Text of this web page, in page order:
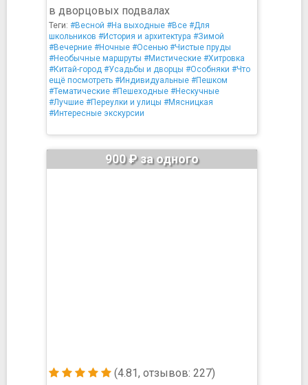
в дворцовых подвалах
Теги: #Весной #На выходные #Все #Для
школьников #История и архитектура #Зимой
#Вечерние #Ночные #Осенью #Чистые пруды
#Необычные маршруты #Мистические #Хитровка
#Китай-город #Усадьбы и дворцы #Особняки #Что
ещё посмотреть #Индивидуальные #Пешком
#Тематические #Пешеходные #Нескучные
#Лучшие #Переулки и улицы #Мясницкая
#Интересные экскурсии
(4.81, отзывов: 227)
900 ₽ за одного